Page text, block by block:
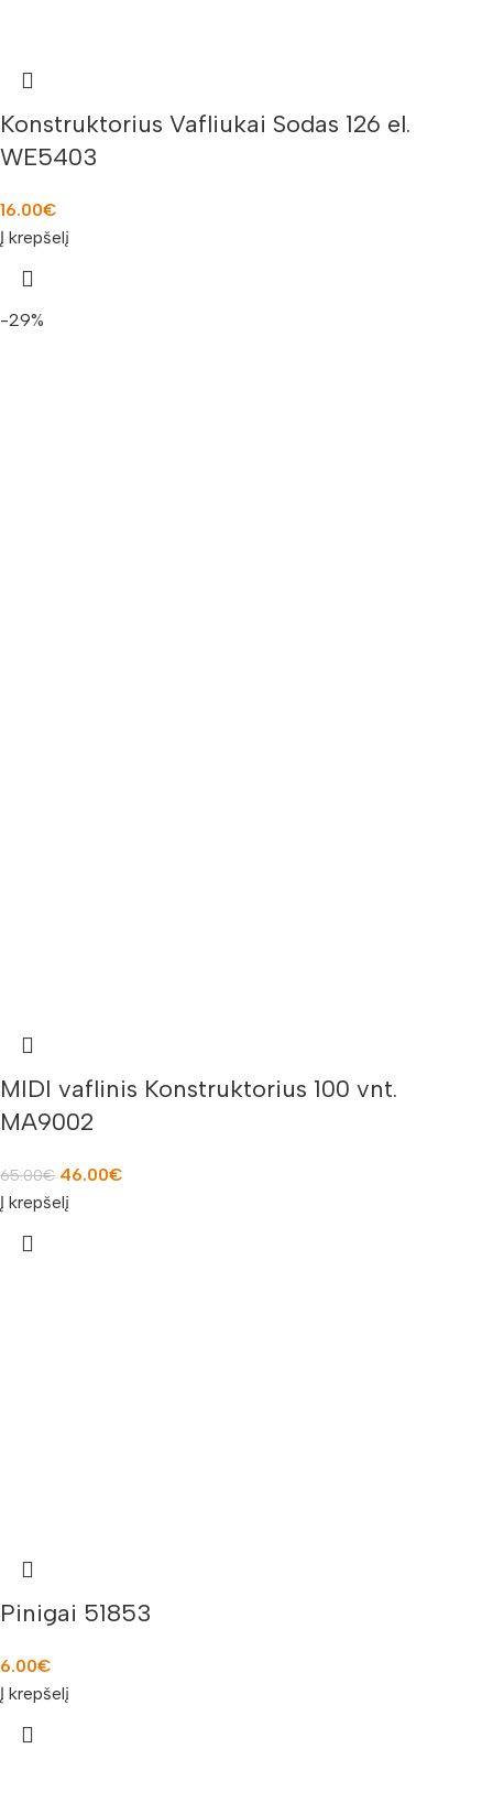
Konstruktorius Vafliukai Sodas 126 el.
WE5403
16.00€
Į krepšelį
-29%
MIDI vaflinis Konstruktorius 100 vnt.
MA9002
65.00€ 46.00€
Į krepšelį
Pinigai 51853
6.00€
Į krepšelį